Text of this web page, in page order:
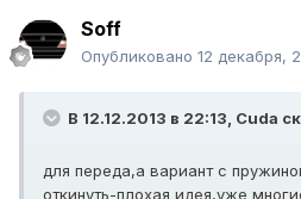
Soff
Опубликовано 12 декабря,
В 12.12.2013 в 22:13, Cuda
для переда,а вариант с
откинуть-плохая идея,уже